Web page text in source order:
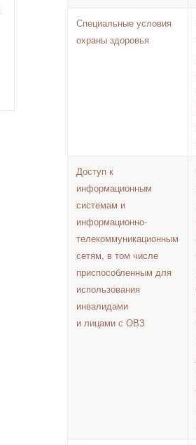
Специальные условия
охраны здоровья
Доступ к
информационным
системам и
информационно-
телекоммуникационным
сетям, в том числе
приспособленным для
использования
инвалидами
и лицами с ОВЗ